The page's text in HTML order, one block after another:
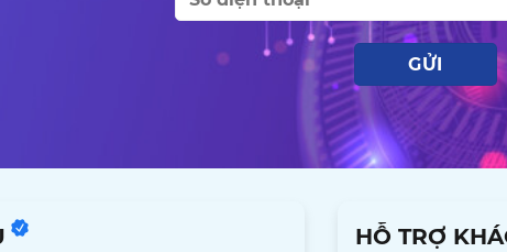
HỖ TRỢ